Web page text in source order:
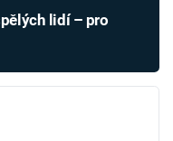
lidí – pro